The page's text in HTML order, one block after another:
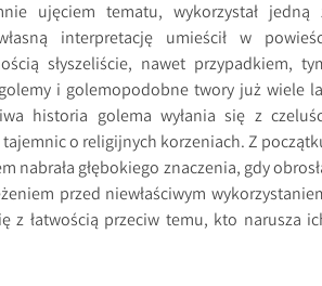
ujęciem tematu, wykorzystał jedną
interpretację umieścił w
słyszeliście, nawet przypadkiem,
i golemopodobne twory już wiele
historia golema wyłania się z
o religijnych korzeniach. Z
nabrała głębokiego znaczenia, gdy
przed niewłaściwym
z łatwością przeciw temu, kto narusza